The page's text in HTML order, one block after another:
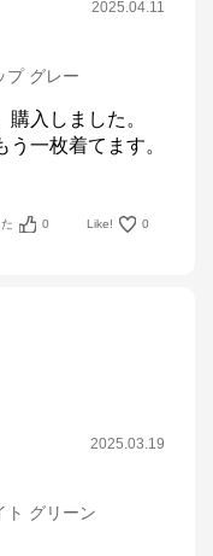
2025.04.11
プ グレー
入しました。
一枚着てます。
0 Like! 0
2025.03.19
ト グリーン